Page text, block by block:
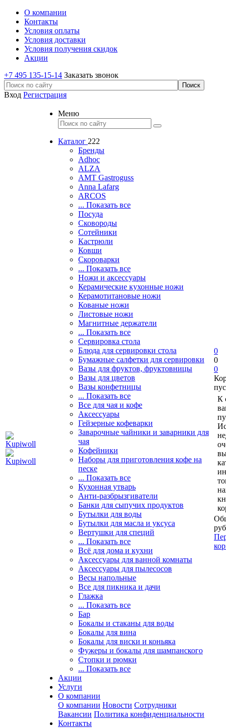
О компании
Контакты
Условия оплаты
Условия доставки
Условия получения скидок
Акции
+7 495 135-15-14 Заказать звонок
Вход Регистрация
Меню
Каталог 222
Бренды
Adhoc
ALZA
AMT Gastroguss
Anna Lafarg
ARCOS
... Показать все
Посуда
Сковороды
Сотейники
Кастрюли
Ковши
Скороварки
... Показать все
Ножи и аксессуары
Керамические кухонные ножи
Керамотитановые ножи
Кованые ножи
Листовые ножи
Магнитные держатели
... Показать все
Сервировка стола
Блюда для сервировки стола
Бумажные салфетки для сервировки
Вазы для фруктов, фруктовницы
Вазы для цветов
Вазы конфетницы
... Показать все
Все для чая и кофе
Аксессуары
Гейзерные кофеварки
Заварочные чайники и заварники для
чая
Кофейники
Наборы для приготовления кофе на
песке
... Показать все
Кухонная утварь
Анти-разбрызгиватели
Банки для сыпучих продуктов
Бутылки для воды
Бутылки для масла и уксуса
Вертушки для специй
... Показать все
Всё для дома и кухни
Аксессуары для ванной комнаты
Аксессуары для пылесосов
Весы напольные
Все для пикника и дачи
Глажка
... Показать все
Бар
Бокалы и стаканы для воды
Бокалы для вина
Бокалы для виски и коньяка
Фужеры и бокалы для шампанского
Стопки и рюмки
... Показать все
Акции
Услуги
О компании
О компании Новости Сотрудники
Вакансии Политика конфиденциальности
Контакты
0
0
0
К